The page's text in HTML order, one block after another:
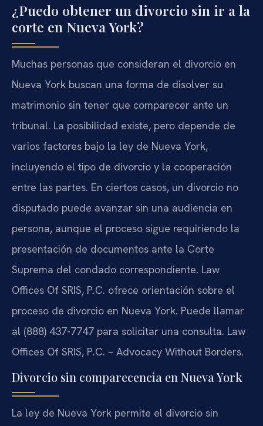
¿Puedo obtener un divorcio sin ir a la
corte en Nueva York?
Muchas personas que consideran el divorcio en
Nueva York buscan una forma de disolver su
matrimonio sin tener que comparecer ante un
tribunal. La posibilidad existe, pero depende de
varios factores bajo la ley de Nueva York,
incluyendo el tipo de divorcio y la cooperación
entre las partes. En ciertos casos, un divorcio no
disputado puede avanzar sin una audiencia en
persona, aunque el proceso sigue requiriendo la
presentación de documentos ante la Corte
Suprema del condado correspondiente. Law
Offices Of SRIS, P.C. ofrece orientación sobre el
proceso de divorcio en Nueva York. Puede llamar
al (888) 437-7747 para solicitar una consulta. Law
Offices Of SRIS, P.C. – Advocacy Without Borders.
Divorcio sin comparecencia en Nueva York
La ley de Nueva York permite el divorcio sin